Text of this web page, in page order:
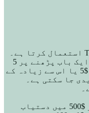
Novelmint سائٹ بھر میں Tokens استعمال کرتا ہے۔
$1 میں 100 Tokens ملتے ہیں۔ ایک باب پڑھنے پر 5
Tokens ($0.05) خرچ ہوتے ہیں۔ $5 یا اس سے زیادہ کے
جا سکتی ہے۔
پیک $10، $25، $75، $250، اور $500 میں دستیاب